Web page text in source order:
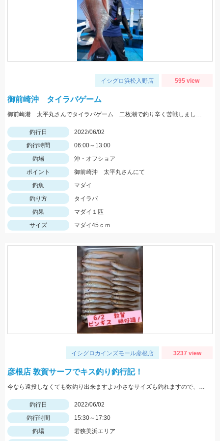
イシグロ浜松入野店 595 view
御前崎沖 タイラバゲーム
御前崎港 太平丸さんでタイラバゲーム 二枚潮で釣り辛く苦戦しましたが本命キャッチできました。
釣行日
2022/06/02
釣行時間
06:00～13:00
釣場
沖・オフショア
ポイント
御前崎沖 太平丸さんにて
釣魚
マダイ
釣り方
タイラバ
釣果
マダイ１匹
サイズ
マダイ45ｃｍ
イシグロカインズモール彦根店 3237 view
彦根店 敦賀サーフでキス釣り釣行記！
今なら遠投しなくても数釣り出来ますよ♪小さなサイズも釣れますので、針は6号を用意しましょう！
釣行日
2022/06/02
釣行時間
15:30～17:30
釣場
若狭美浜エリア